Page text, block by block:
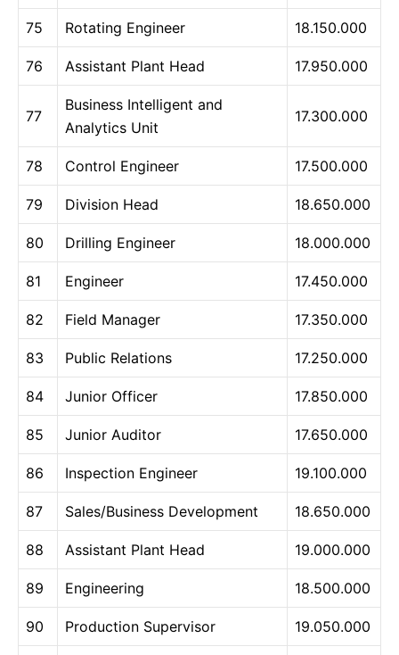
75 Rotating Engineer 18.150.000
76 Assistant Plant Head 17.950.000
77
Business Intelligent and
Analytics Unit
17.300.000
78 Control Engineer 17.500.000
79 Division Head 18.650.000
80 Drilling Engineer 18.000.000
81 Engineer 17.450.000
82 Field Manager 17.350.000
83 Public Relations 17.250.000
84 Junior Officer 17.850.000
85 Junior Auditor 17.650.000
86 Inspection Engineer 19.100.000
87 Sales/Business Development 18.650.000
88 Assistant Plant Head 19.000.000
89 Engineering 18.500.000
90 Production Supervisor 19.050.000